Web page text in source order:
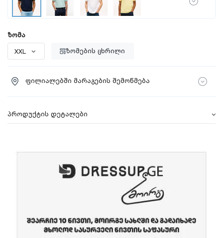
ზომა
ზომების ცხრილი
ფილიალებში მარაგების შემოწმება
პროდუქტის დეტალები